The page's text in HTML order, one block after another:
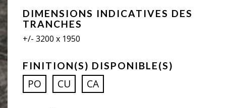
DIMENSIONS INDICATIVES DES
TRANCHES
+/- 3200 x 1950
FINITION(S) DISPONIBLE(S)
PO CU CA